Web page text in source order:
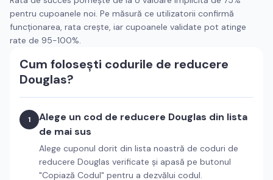
pentru cupoanele noi. Pe măsură ce utilizatorii confirmă
funcționarea, rata crește, iar cupoanele validate pot atinge
rate de 95-100%.
Cum folosești codurile de reducere
Douglas?
1 Alege un cod de reducere Douglas din lista
de mai sus
Alege cuponul dorit din lista noastră de coduri de
reducere Douglas verificate și apasă pe butonul
"Copiază Codul" pentru a dezvălui codul.